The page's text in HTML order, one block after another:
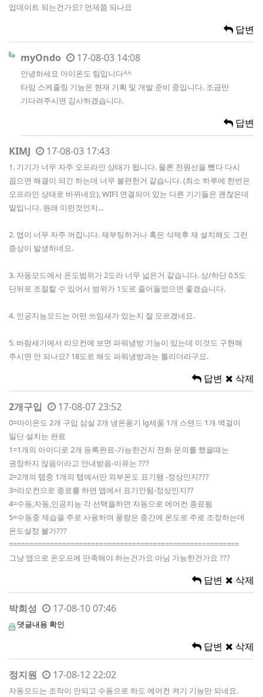
업데이트 되는건가요? 언제쯤 되나요
답변
myOndo 17-08-03 14:08
안녕하세요 마이온도 팀입니다^^
타임 스케줄링 기능은 현재 기획 및 개발 준비 중입니다. 조금만
기다려주시면 감사하겠습니다.
답변
KIMJ 17-08-03 17:43
1. 기기가 너무 자주 오프라인 상태가 됩니다. 물론 전원선을 뺐다 다시
꼽으면 해결이 되긴 하는데 너무 불편한거 같습니다. (최소 하루에 한번은
오프라인 상태로 바뀌네요), WIFI 연결되어 있는 다른 기기들은 괜찮은데
말입니다. 원래 이런것인지...
2. 앱이 너무 자주 꺼집니다. 재부팅하거나 혹은 삭제후 재 설치해도 그런
증상이 발생하네요.
3. 자동모드에서 온도범위가 2도라 너무 넓은거 같습니다. 상/하단 0.5도
단뒤로 조절할 수 있어서 범위가 1도로 줄어들었으면 좋겠습니다.
4. 인공지능모드는 어떤 쓰임새가 있는지 잘 모르겠네요.
5. 바람세기에서 리모컨에 보면 파워냉방 기능이 있는데 이것도 구현해
주시면 안 되나요? 18도로 해도 파워냉방과는 틀리더라구요.
답변 삭제
2개구입 17-08-07 23:52
0=마이온도 2개 구입 삼실 2개 냉온풍기 lg제품 1개 스텐드 1개 벽걸이
일단 설치는 완료
1=1개의 아이디로 2개 등록완료-가능한건지 전화 문의를 했을때는
권장하지 않음이라고 안내받음-이유는 ???
2=2개의 탭중 1개의 탭에서만 외부온도 표기됌 -정상인지???
3=리모컨으로 종료를 하면 앱에서 표기안됨-정상인지??
4=수동,자동,인공지능 각 선택을하면 자동으로 에어컨 종료됨
5=수동중 제습을 주로 사용하며 풍량은 중간에 온도로 주로 조정하는데
온도설정 불가???
========================================================
그냥 앱으로 온오프에 만족해야 하는건가요 아님 가능한건가요 ???
답변 삭제
박희성 17-08-10 07:46
댓글내용 확인
답변 삭제
정지원 17-08-12 22:02
자동모드는 조작이 안되고 수동으로 하도 에어컨 켜기 기능만 되네요.